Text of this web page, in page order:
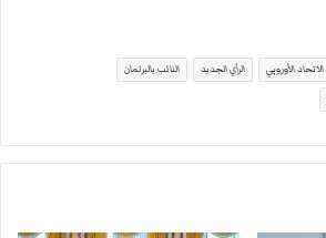
الاتحاد الأوروبي الرأي الجديد النائب بالبرلمان